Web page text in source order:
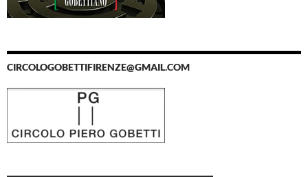
CIRCOLOGOBETTIFIRENZE@GMAIL.COM